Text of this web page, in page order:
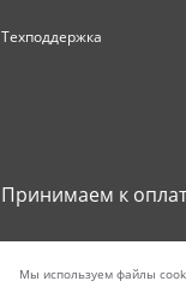
Мы используем файлы
Техподдержка
Принимаем к